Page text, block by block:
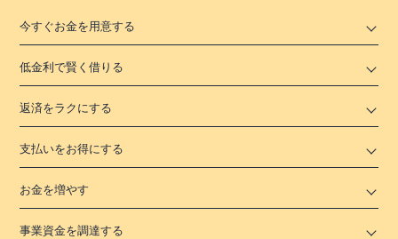
今すぐお金を用意する
低金利で賢く借りる
返済をラクにする
支払いをお得にする
お金を増やす
事業資金を調達する